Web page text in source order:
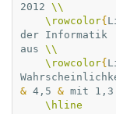
2012 \\
\rowcolor{
der
aus \\
\rowcolor{
& 4,5 & mit 1,3
\hline